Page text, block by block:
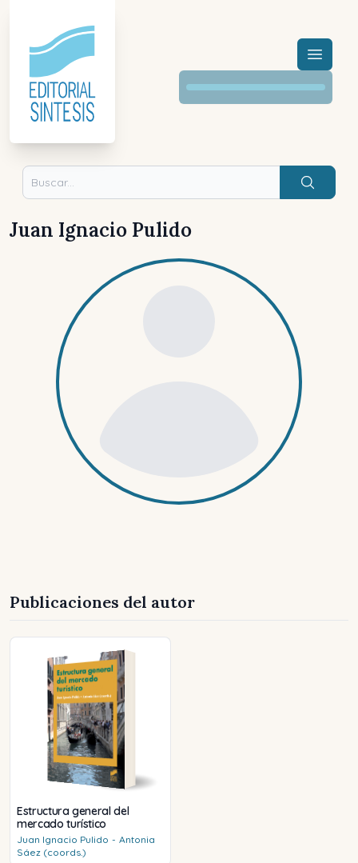
Menú
Buscar
Juan Ignacio Pulido
Publicaciones del autor
Estructura general del
mercado turístico
Juan Ignacio Pulido - Antonia
Sáez (coords.)